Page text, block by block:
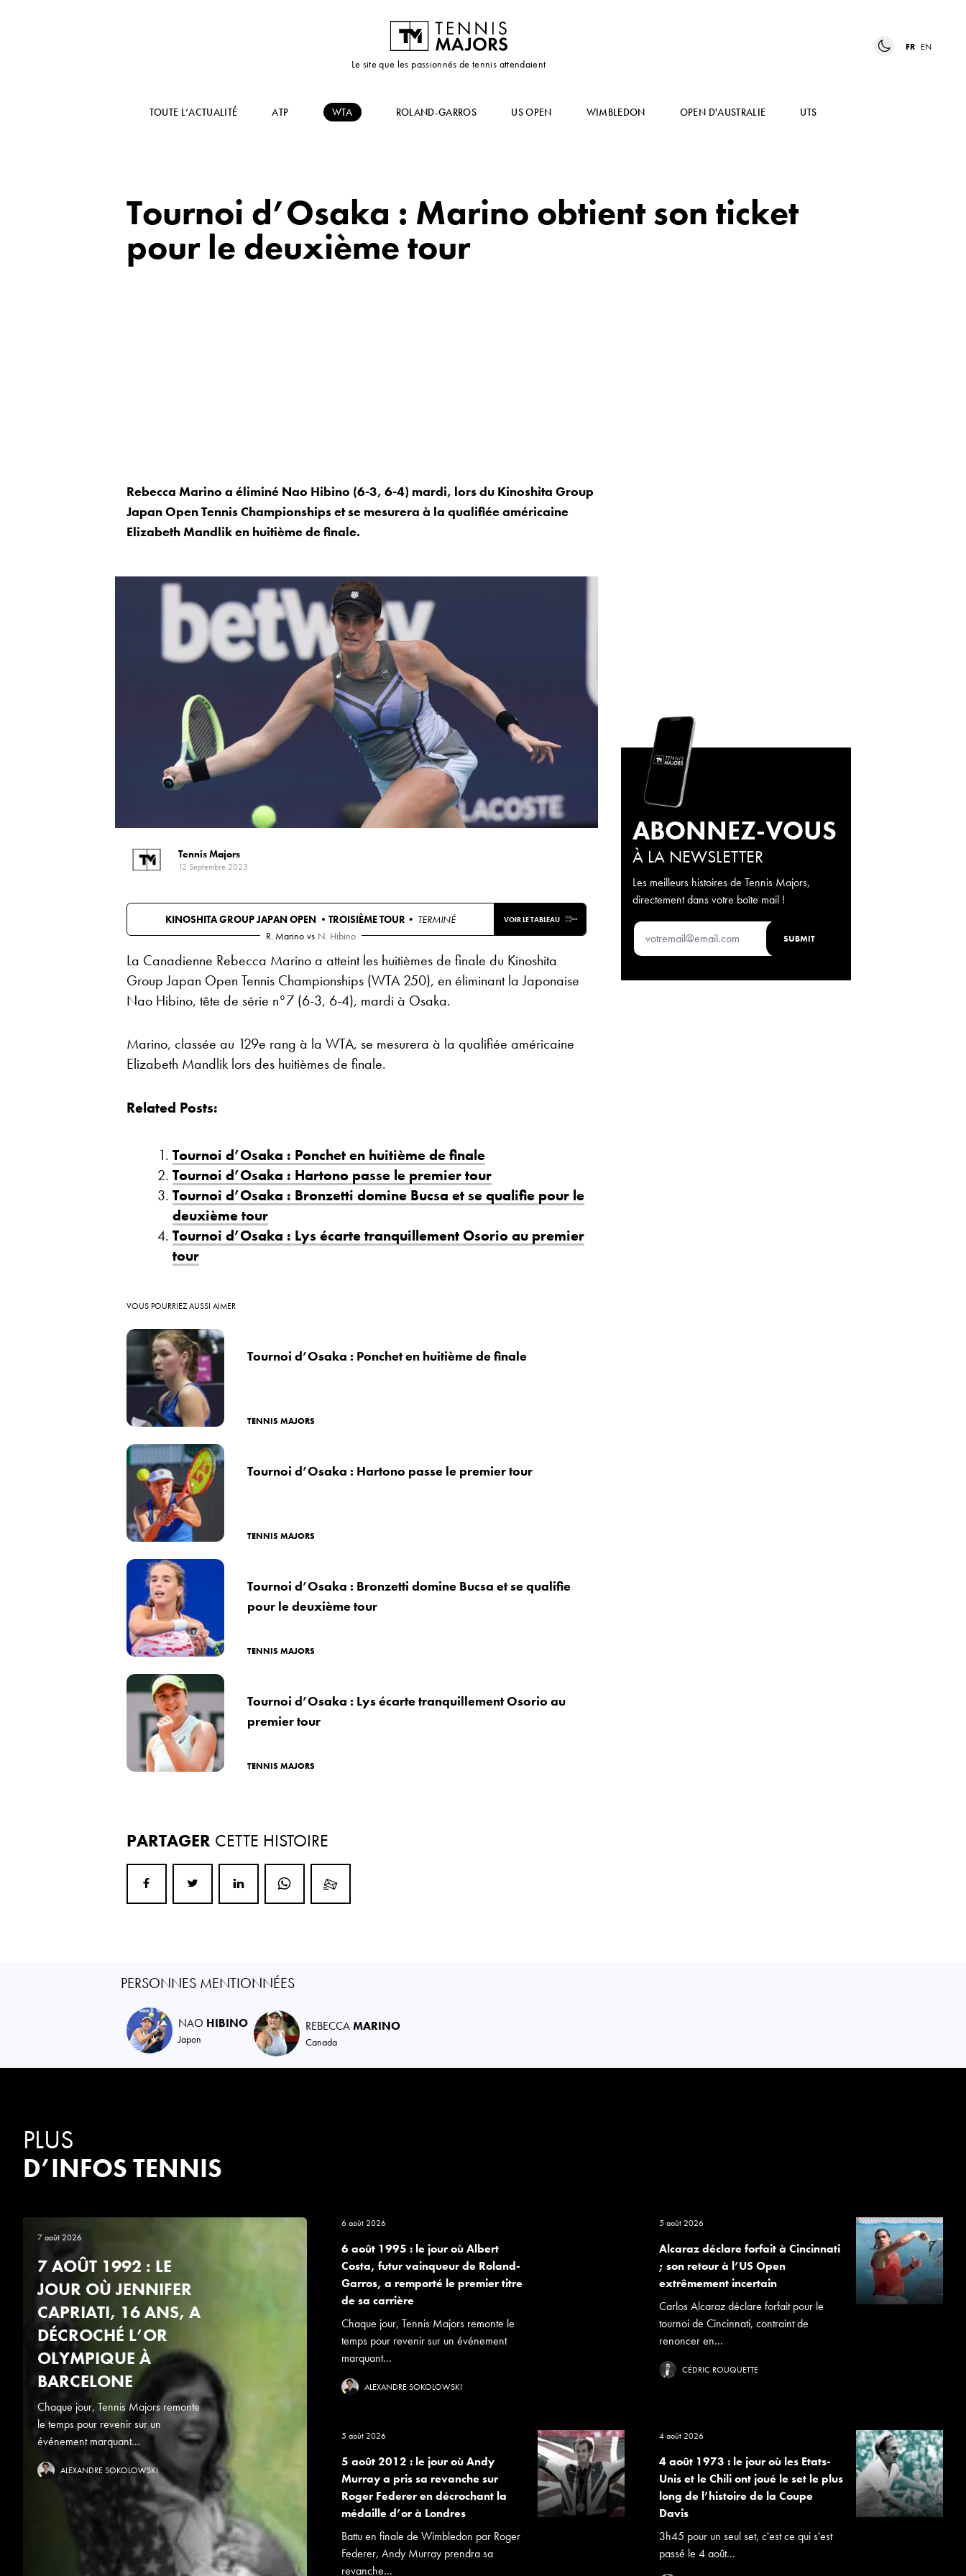
Le site que les passionnés de tennis attendaient
FR EN
TOUTE L’ACTUALITÉ ATP WTA ROLAND-GARROS US OPEN WIMBLEDON OPEN D'AUSTRALIE UTS
Tournoi d’Osaka : Marino obtient son ticket
pour le deuxième tour
Rebecca Marino a éliminé Nao Hibino (6-3, 6-4) mardi, lors du Kinoshita Group
Japan Open Tennis Championships et se mesurera à la qualifiée américaine
Elizabeth Mandlik en huitième de finale.
Tennis Majors
12 Septembre 2023
KINOSHITA GROUP JAPAN OPEN •TROISIÈME TOUR • TERMINÉ VOIR LE TABLEAU
R. Marino vs N. Hibino
La Canadienne Rebecca Marino a atteint les huitièmes de finale du Kinoshita
Group Japan Open Tennis Championships (WTA 250), en éliminant la Japonaise
Nao Hibino, tête de série n°7 (6-3, 6-4), mardi à Osaka.
Marino, classée au 129e rang à la WTA, se mesurera à la qualifiée américaine
Elizabeth Mandlik lors des huitièmes de finale.
Related Posts:
Tournoi d’Osaka : Ponchet en huitième de finale
Tournoi d’Osaka : Hartono passe le premier tour
Tournoi d’Osaka : Bronzetti domine Bucsa et se qualifie pour le
deuxième tour
Tournoi d’Osaka : Lys écarte tranquillement Osorio au premier
tour
VOUS POURRIEZ AUSSI AIMER
Tournoi d’Osaka : Ponchet en huitième de finale
TENNIS MAJORS
Tournoi d’Osaka : Hartono passe le premier tour
TENNIS MAJORS
Tournoi d’Osaka : Bronzetti domine Bucsa et se qualifie
pour le deuxième tour
TENNIS MAJORS
Tournoi d’Osaka : Lys écarte tranquillement Osorio au
premier tour
TENNIS MAJORS
PARTAGER CETTE HISTOIRE
ABONNEZ-VOUS
À LA NEWSLETTER
Les meilleurs histoires de Tennis Majors,
directement dans votre boîte mail !
PERSONNES MENTIONNÉES
NAO HIBINO
Japon
REBECCAMARINO
Canada
PLUS
D’INFOS TENNIS
7 août 2026
7 AOÛT 1992 : LE
JOUR OÙ JENNIFER
CAPRIATI, 16 ANS, A
DÉCROCHÉ L’OR
OLYMPIQUE À
BARCELONE
Chaque jour, Tennis Majors remonte
le temps pour revenir sur un
événement marquant...
ALEXANDRE SOKOLOWSKI
6 août 2026
6 août 1995 : le jour où Albert
Costa, futur vainqueur de Roland-
Garros, a remporté le premier titre
de sa carrière
Chaque jour, Tennis Majors remonte le
temps pour revenir sur un événement
marquant...
ALEXANDRE SOKOLOWSKI
5 août 2026
Alcaraz déclare forfait à Cincinnati
; son retour à l’US Open
extrêmement incertain
Carlos Alcaraz déclare forfait pour le
tournoi de Cincinnati, contraint de
renoncer en...
CÉDRIC ROUQUETTE
5 août 2026
5 août 2012 : le jour où Andy
Murray a pris sa revanche sur
Roger Federer en décrochant la
médaille d’or à Londres
Battu en finale de Wimbledon par Roger
Federer, Andy Murray prendra sa
revanche...
4 août 2026
4 août 1973 : le jour où les Etats-
Unis et le Chili ont joué le set le plus
long de l’histoire de la Coupe
Davis
3h45 pour un seul set, c'est ce qui s'est
passé le 4 août...